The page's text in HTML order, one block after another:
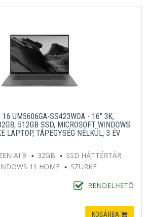
16 UM5606GA-SS423WOA - 16" 3K,
512GB SSD, MICROSOFT WINDOWS
LAPTOP, TÁPEGYSÉG NÉLKÜL, 3 ÉV
AI 9 32GB
SSD HÁTTÉRTÁR
11 HOME
SZÜRKE
RENDELHETŐ
KOSÁRBA